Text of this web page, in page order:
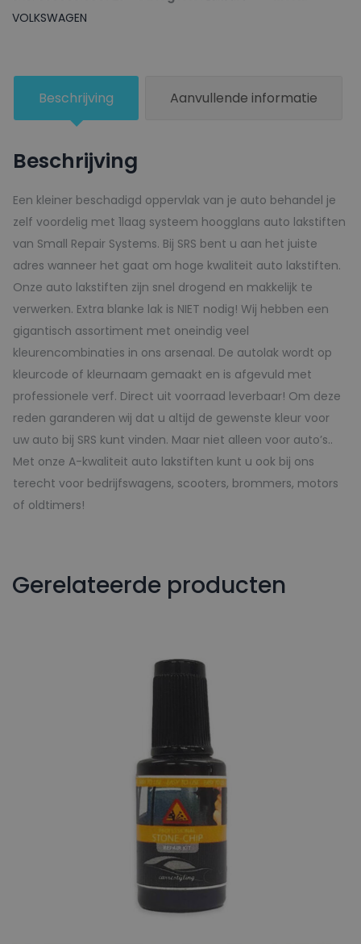
-
VOLKSWAGEN
Beschrijving Aanvullende informatie
Beschrijving
Een kleiner beschadigd oppervlak van je auto behandel je
zelf voordelig met 1laag systeem hoogglans auto lakstiften
van Small Repair Systems. Bij SRS bent u aan het juiste
adres wanneer het gaat om hoge kwaliteit auto lakstiften.
Onze auto lakstiften zijn snel drogend en makkelijk te
verwerken. Extra blanke lak is NIET nodig! Wij hebben een
gigantisch assortiment met oneindig veel
kleurencombinaties in ons arsenaal. De autolak wordt op
kleurcode of kleurnaam gemaakt en is afgevuld met
professionele verf. Direct uit voorraad leverbaar! Om deze
reden garanderen wij dat u altijd de gewenste kleur voor
uw auto bij SRS kunt vinden. Maar niet alleen voor auto’s..
Met onze A-kwaliteit auto lakstiften kunt u ook bij ons
terecht voor bedrijfswagens, scooters, brommers, motors
of oldtimers!
Gerelateerde producten